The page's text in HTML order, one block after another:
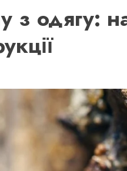
з одягу: